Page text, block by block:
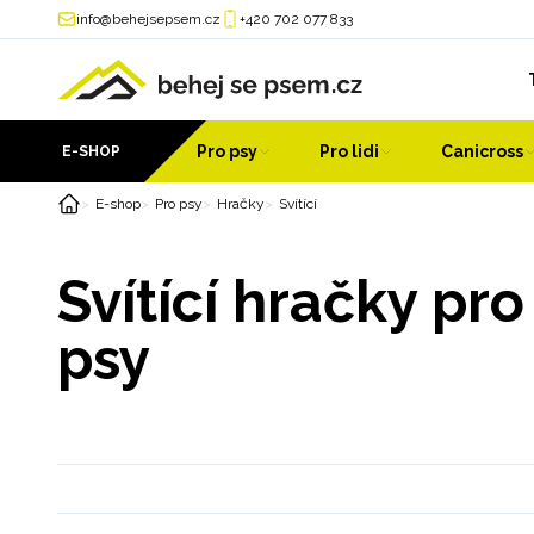
info@behejsepsem.cz +420 702 077 833
E-SHOP Pro psy Pro lidi Canicross
E-shop Pro psy Hračky Svítící
Svítící hračky pro
psy